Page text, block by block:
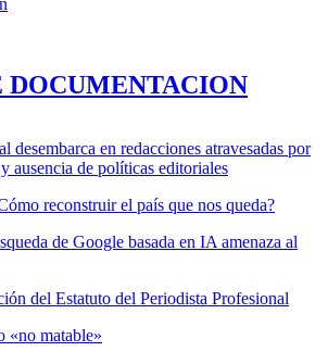
DOCUMENTACION
desembarca en redacciones atravesadas por
ausencia de políticas editoriales
reconstruir el país que nos queda?
de Google basada en IA amenaza al
del Estatuto del Periodista Profesional
«no matable»